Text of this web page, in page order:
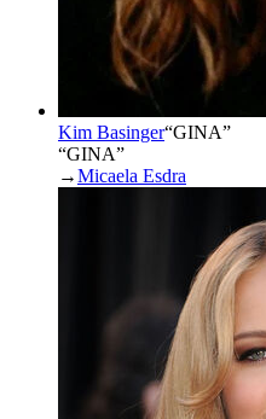
Kim Basinger“GINA”
“GINA”
→Micaela Esdra